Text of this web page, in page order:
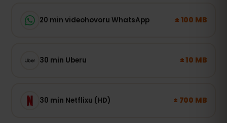
20 min videohovoru WhatsApp ± 100 MB
30 min Uberu ± 10 MB
30 min Netflixu (HD) ± 700 MB